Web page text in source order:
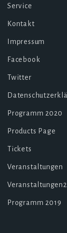
Service
Kontakt
Impressum
Facebook
Twitter
Programm 2020
Products Page
Tickets
Veranstaltungen
Veranstaltungen2
Programm 2019